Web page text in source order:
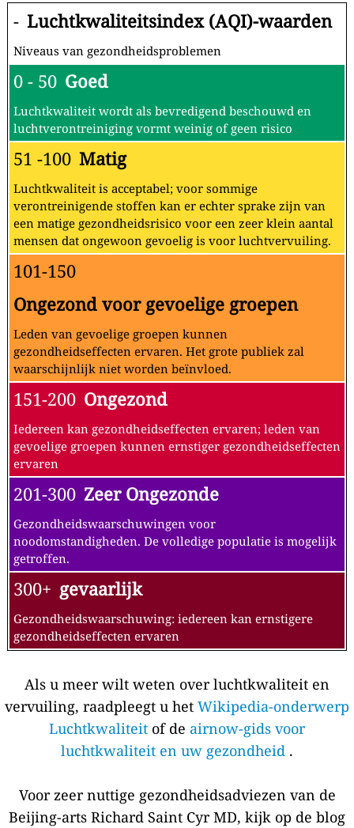
- Luchtkwaliteitsindex (AQI)-waarden
Niveaus van gezondheidsproblemen
0 - 50 Goed
Luchtkwaliteit wordt als bevredigend beschouwd en
luchtverontreiniging vormt weinig of geen risico
51 -100 Matig
Luchtkwaliteit is acceptabel; voor sommige
verontreinigende stoffen kan er echter sprake zijn van
een matige gezondheidsrisico voor een zeer klein aantal
mensen dat ongewoon gevoelig is voor luchtvervuiling.
101-150
Ongezond voor gevoelige groepen
Leden van gevoelige groepen kunnen
gezondheidseffecten ervaren. Het grote publiek zal
waarschijnlijk niet worden beïnvloed.
151-200 Ongezond
Iedereen kan gezondheidseffecten ervaren; leden van
gevoelige groepen kunnen ernstiger gezondheidseffecten
ervaren
201-300 Zeer Ongezonde
Gezondheidswaarschuwingen voor
noodomstandigheden. De volledige populatie is mogelijk
getroffen.
300+ gevaarlijk
Gezondheidswaarschuwing: iedereen kan ernstigere
gezondheidseffecten ervaren
Als u meer wilt weten over luchtkwaliteit en
vervuiling, raadpleegt u het Wikipedia-onderwerp
Luchtkwaliteit of de airnow-gids voor
luchtkwaliteit en uw gezondheid .
Voor zeer nuttige gezondheidsadviezen van de
Beijing-arts Richard Saint Cyr MD, kijk op de blog